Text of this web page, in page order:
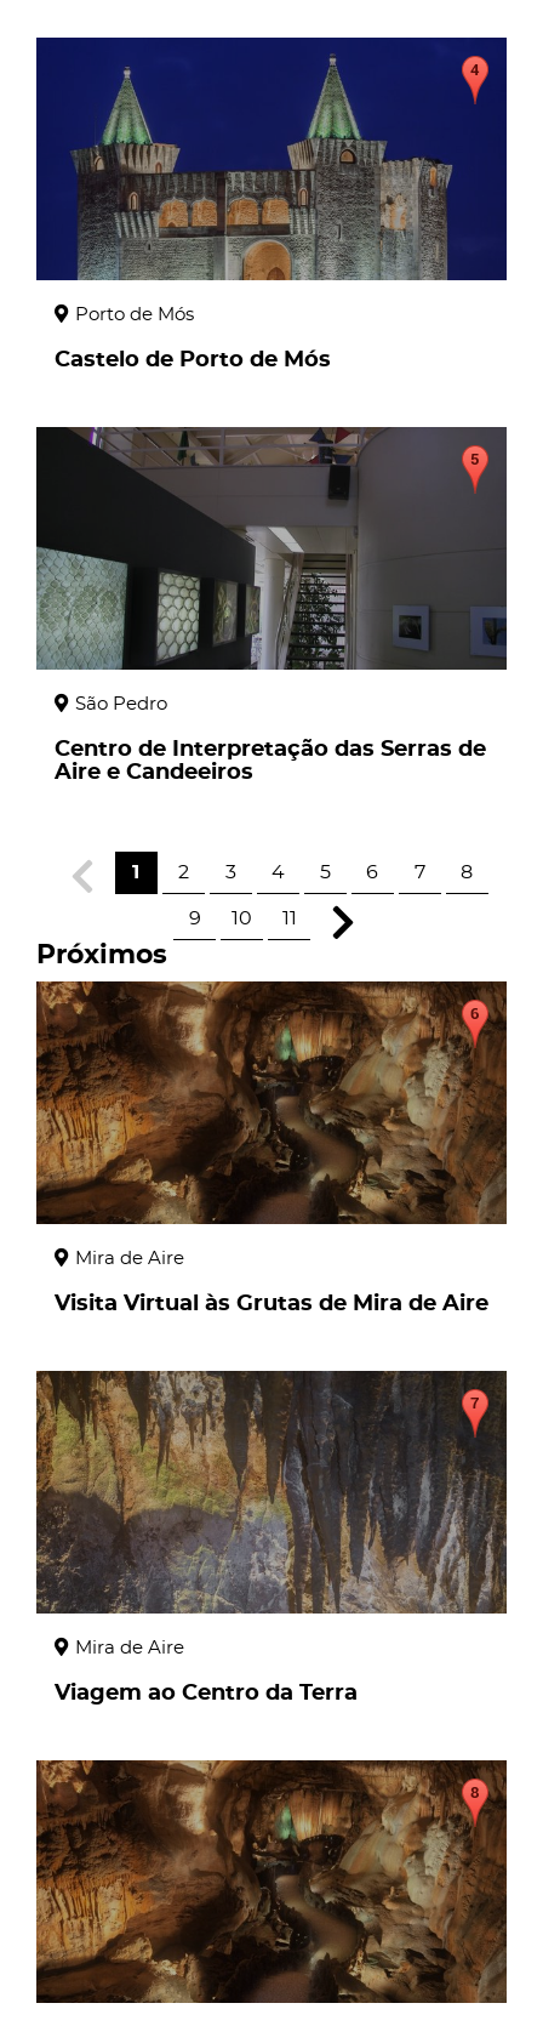
Porto de Mós
Castelo de Porto de Mós
page
São Pedro
Centro de Interpretação das Serras de
Aire e Candeeiros
1 2 3 4 5 6 7 8
9 10 11
Próximos
page
Mira de Aire
Visita Virtual às Grutas de Mira de Aire
page
Mira de Aire
Viagem ao Centro da Terra
page